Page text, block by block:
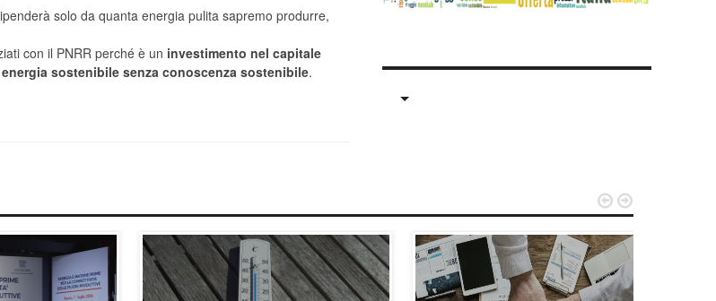
solo da quanta energia pulita sapremo produrre,
con il PNRR perché è un investimento nel capitale
energia sostenibile senza conoscenza sostenibile.
 